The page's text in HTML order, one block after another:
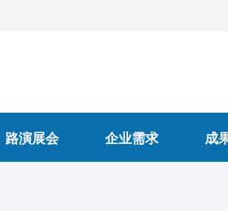
路演展会 企业需求 成